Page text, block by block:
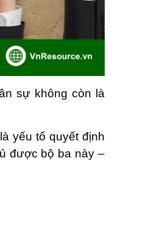
sự không còn là
yếu tố quyết định
được bộ ba này –